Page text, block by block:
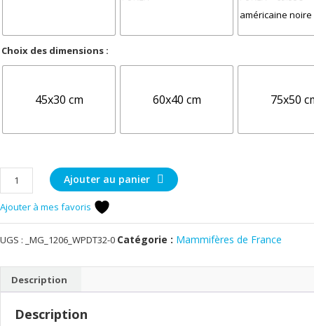
Choix des dimensions :
45x30 cm 60x40 cm 75x50
quantité
de
Isard
en
hiver
Ajouter au panier
Ajouter à mes favoris
UGS : _MG_1206_WPDT32-0 Catégorie : Mammifères de France
Description
Description